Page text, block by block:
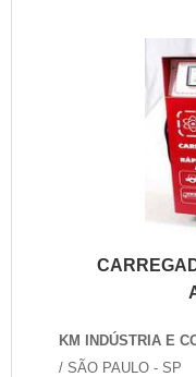
KM INDÚSTRIA E
/ SÃO PAULO - SP